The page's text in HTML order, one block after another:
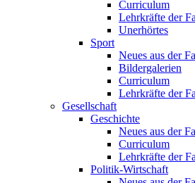
Curriculum
Lehrkräfte der
Unerhörtes
Sport
Neues aus der
Bildergalerien
Curriculum
Lehrkräfte der
Gesellschaft
Geschichte
Neues aus der
Curriculum
Lehrkräfte der
Politik-Wirtschaft